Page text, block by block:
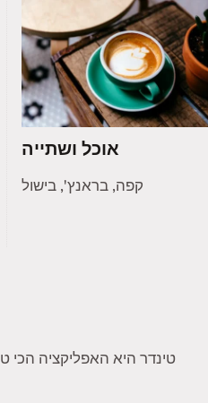
אוכל ושתייה
קפה, בראנץ', בישול
טינדר היא האפליקציה הכי